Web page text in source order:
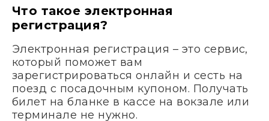
Что такое электронная
регистрация?
Электронная регистрация – это сервис,
который поможет вам
зарегистрироваться онлайн и сесть на
поезд с посадочным купоном. Получать
билет на бланке в кассе на вокзале или
терминале не нужно.